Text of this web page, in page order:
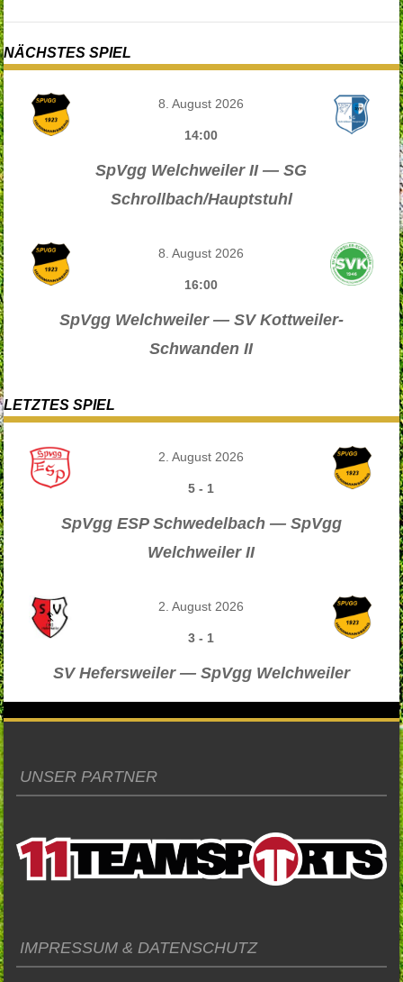
NÄCHSTES SPIEL
8. August 2026
14:00
SpVgg Welchweiler II — SG
Schrollbach/Hauptstuhl
8. August 2026
16:00
SpVgg Welchweiler — SV Kottweiler-
Schwanden II
LETZTES SPIEL
2. August 2026
5 - 1
SpVgg ESP Schwedelbach — SpVgg
Welchweiler II
2. August 2026
3 - 1
SV Hefersweiler — SpVgg Welchweiler
UNSER PARTNER
IMPRESSUM & DATENSCHUTZ